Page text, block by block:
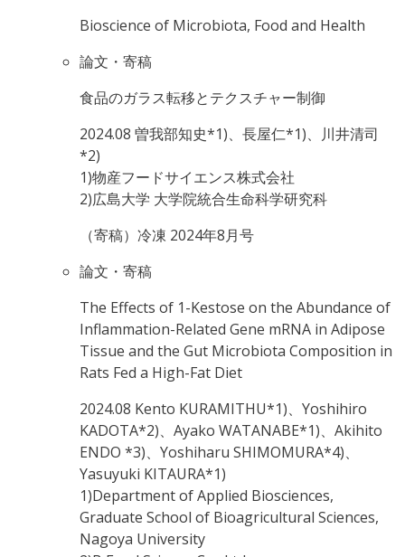
Bioscience of Microbiota, Food and Health
論文・寄稿
食品のガラス転移とテクスチャー制御
2024.08 曽我部知史*1)、長屋仁*1)、川井清司
*2)
1)物産フードサイエンス株式会社
2)広島大学 大学院統合生命科学研究科
（寄稿）冷凍 2024年8月号
論文・寄稿
The Effects of 1-Kestose on the Abundance of
Inflammation-Related Gene mRNA in Adipose
Tissue and the Gut Microbiota Composition in
Rats Fed a High-Fat Diet
2024.08 Kento KURAMITHU*1)、Yoshihiro
KADOTA*2)、Ayako WATANABE*1)、Akihito
ENDO *3)、Yoshiharu SHIMOMURA*4)、
Yasuyuki KITAURA*1)
1)Department of Applied Biosciences,
Graduate School of Bioagricultural Sciences,
Nagoya University